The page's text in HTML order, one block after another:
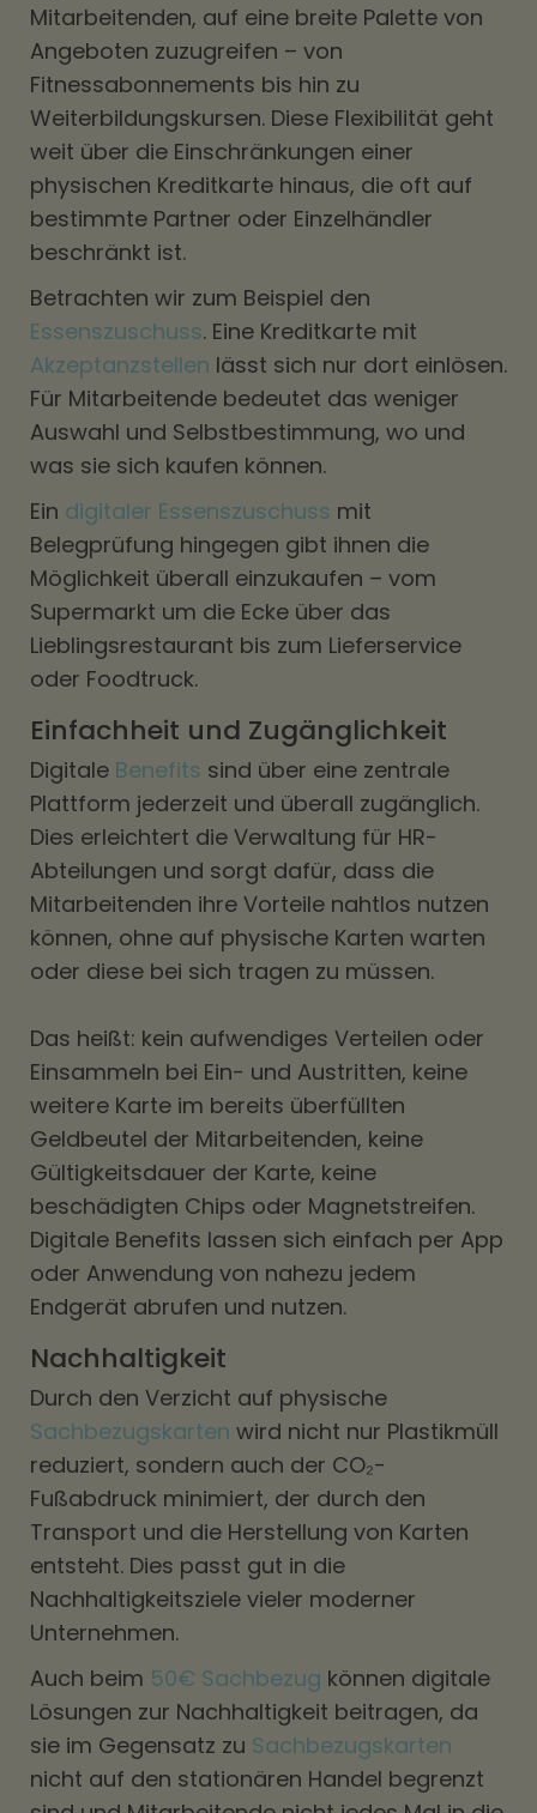
Mitarbeitenden, auf eine breite Palette von
Angeboten zuzugreifen – von
Fitnessabonnements bis hin zu
Weiterbildungskursen. Diese Flexibilität geht
weit über die Einschränkungen einer
physischen Kreditkarte hinaus, die oft auf
bestimmte Partner oder Einzelhändler
beschränkt ist.
Betrachten wir zum Beispiel den
Essenszuschuss. Eine Kreditkarte mit
Akzeptanzstellen lässt sich nur dort einlösen.
Für Mitarbeitende bedeutet das weniger
Auswahl und Selbstbestimmung, wo und
was sie sich kaufen können.
Ein digitaler Essenszuschuss mit
Belegprüfung hingegen gibt ihnen die
Möglichkeit überall einzukaufen – vom
Supermarkt um die Ecke über das
Lieblingsrestaurant bis zum Lieferservice
oder Foodtruck.
Einfachheit und Zugänglichkeit
Digitale Benefits sind über eine zentrale
Plattform jederzeit und überall zugänglich.
Dies erleichtert die Verwaltung für HR-
Abteilungen und sorgt dafür, dass die
Mitarbeitenden ihre Vorteile nahtlos nutzen
können, ohne auf physische Karten warten
oder diese bei sich tragen zu müssen.
Das heißt: kein aufwendiges Verteilen oder
Einsammeln bei Ein- und Austritten, keine
weitere Karte im bereits überfüllten
Geldbeutel der Mitarbeitenden, keine
Gültigkeitsdauer der Karte, keine
beschädigten Chips oder Magnetstreifen.
Digitale Benefits lassen sich einfach per App
oder Anwendung von nahezu jedem
Endgerät abrufen und nutzen.
Nachhaltigkeit
Durch den Verzicht auf physische
Sachbezugskarten wird nicht nur Plastikmüll
reduziert, sondern auch der CO₂-
Fußabdruck minimiert, der durch den
Transport und die Herstellung von Karten
entsteht. Dies passt gut in die
Nachhaltigkeitsziele vieler moderner
Unternehmen.
Auch beim 50€ Sachbezug können digitale
Lösungen zur Nachhaltigkeit beitragen, da
sie im Gegensatz zu Sachbezugskarten
nicht auf den stationären Handel begrenzt